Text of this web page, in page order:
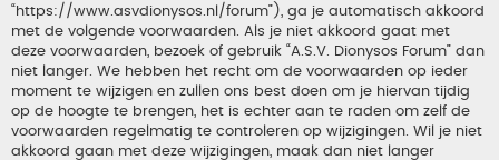
“https://www.asvdionysos.nl/forum”), ga je automatisch akkoord
met de volgende voorwaarden. Als je niet akkoord gaat met
deze voorwaarden, bezoek of gebruik “A.S.V. Dionysos Forum” dan
niet langer. We hebben het recht om de voorwaarden op ieder
moment te wijzigen en zullen ons best doen om je hiervan tijdig
op de hoogte te brengen, het is echter aan te raden om zelf de
voorwaarden regelmatig te controleren op wijzigingen. Wil je niet
akkoord gaan met deze wijzigingen, maak dan niet langer